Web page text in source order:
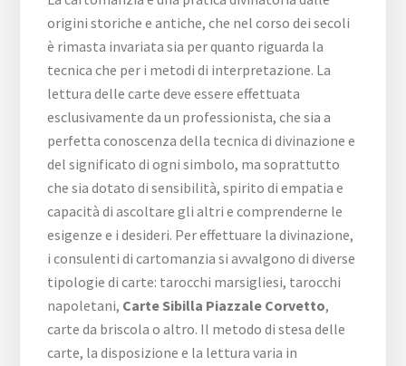
origini storiche e antiche, che nel corso dei secoli
è rimasta invariata sia per quanto riguarda la
tecnica che per i metodi di interpretazione. La
lettura delle carte deve essere effettuata
esclusivamente da un professionista, che sia a
perfetta conoscenza della tecnica di divinazione e
del significato di ogni simbolo, ma soprattutto
che sia dotato di sensibilità, spirito di empatia e
capacità di ascoltare gli altri e comprenderne le
esigenze e i desideri. Per effettuare la divinazione,
i consulenti di cartomanzia si avvalgono di diverse
tipologie di carte: tarocchi marsigliesi, tarocchi
napoletani, Carte Sibilla ​Piazzale ​Corvetto,
carte da briscola o altro. Il metodo di stesa delle
carte, la disposizione e la lettura varia in